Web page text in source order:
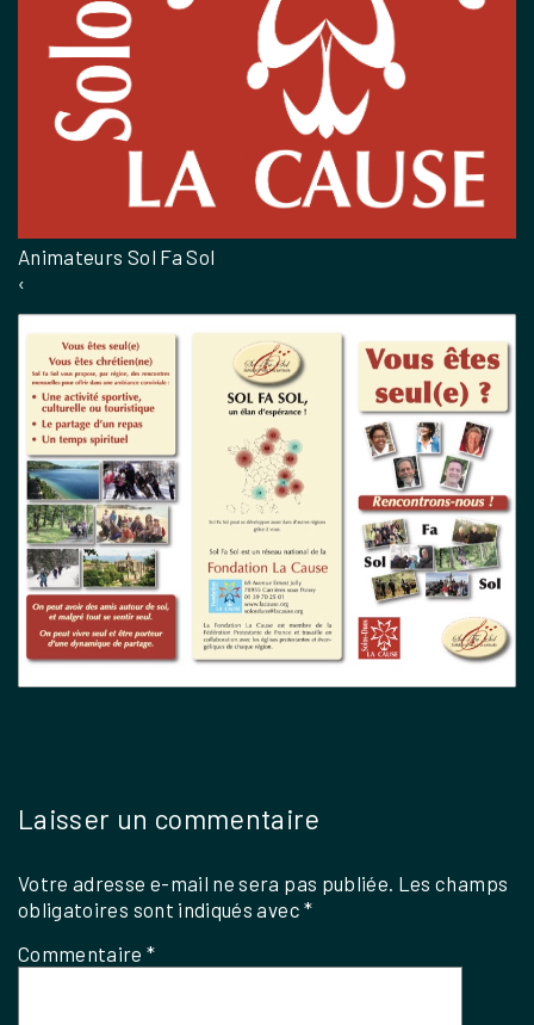
Animateurs Sol Fa Sol
‹
Laisser un commentaire
Votre adresse e-mail ne sera pas publiée. Les champs
obligatoires sont indiqués avec*
Commentaire*